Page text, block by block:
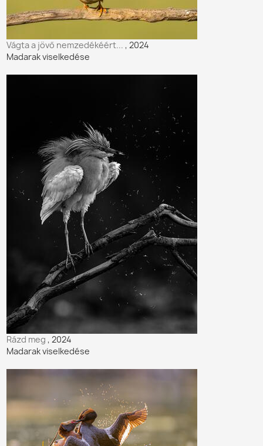
Vágta a jövő nemzedékéért..., 2024
Madarak viselkedése
Rázd meg, 2024
Madarak viselkedése